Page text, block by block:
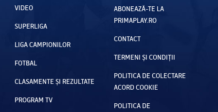
VIDEO
SUPERLIGA
LIGA CAMPIONILOR
FOTBAL
CLASAMENTE ȘI REZULTATE
PROGRAM TV
ABONEAZĂ-TE LA
PRIMAPLAY.RO
CONTACT
TERMENI ȘI CONDIȚII
POLITICA DE COLECTARE
ACORD COOKIE
POLITICA DE